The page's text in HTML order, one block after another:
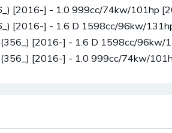
[2016-] - 1.0 999cc/74kw/101hp
[2016-] - 1.6 D 1598cc/96kw/
(356_) [2016-] - 1.6 D 1598cc/
(356_) [2016-] - 1.0 999cc/74kw/